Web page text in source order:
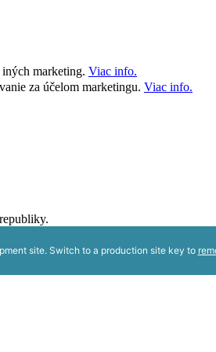
marketing. Viac info.
za účelom marketingu. Viac info.
site. Switch to a production site key to